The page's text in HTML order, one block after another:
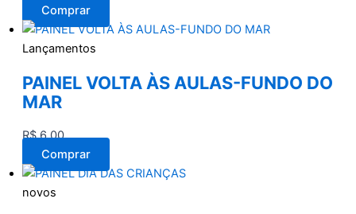
Comprar
Lançamentos
PAINEL VOLTA ÀS AULAS-FUNDO DO
MAR
R$6,00
Comprar
novos